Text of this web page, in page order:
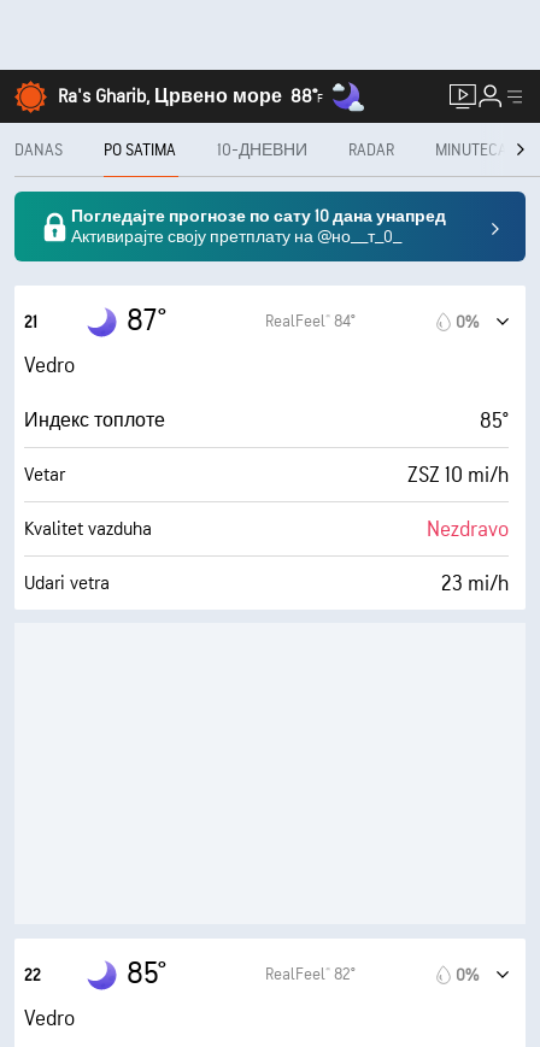
Ra's Gharib, Црвено море 88°F
DANAS PO SATIMA 10-ДНЕВНИ RADAR MINUTECAST®
Погледајте прогнозе по сату 10 дана унапред
Активирајте своју претплату на @но__т_0_
21 87° RealFeel® 84° 0%
Vedro
Индекс топлоте 85°
Vetar ZSZ 10 mi/h
Kvalitet vazduha Nezdravo
Udari vetra 23 mi/h
22 85° RealFeel® 82° 0%
Vedro